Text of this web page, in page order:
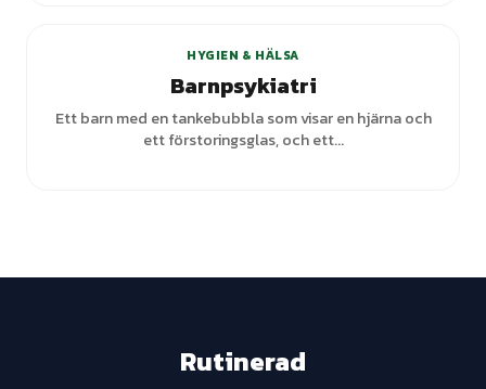
HYGIEN & HÄLSA
Barnpsykiatri
Ett barn med en tankebubbla som visar en hjärna och
ett förstoringsglas, och ett...
Rutinerad